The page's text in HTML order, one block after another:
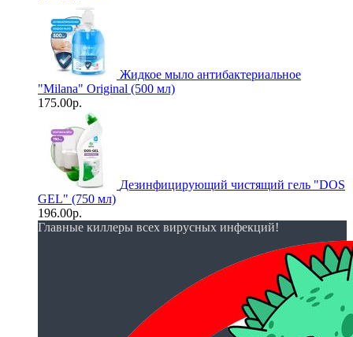
Жидкое мыло антибактериальное
"Milana" Original (500 мл)
175.00р.
Дезинфицирующий чистящий гель "DOS
GEL" (750 мл)
196.00р.
Главные киллеры всех вирусных инфекций!